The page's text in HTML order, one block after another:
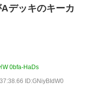
デッキのキーカ
W 0bfa-HaDs
ID:GNiyBIdW0